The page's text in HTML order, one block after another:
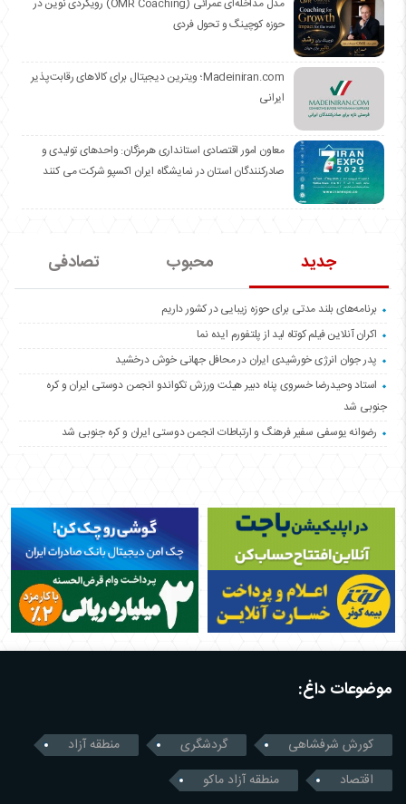
حوزه کوچینگ و تحول فردی
Madeiniran.com؛ ویترین دیجیتال برای کالاهای رقابت‌پذیر
ایرانی
معاون امور اقتصادی استانداری هرمزگان: واحدهای تولیدی و
صادرکنندگان استان در نمایشگاه ایران اکسپو شرکت می کنند
جدید محبوب تصادفی
برنامه‌های بلند مدتی برای حوزه زیبایی در کشور داریم
اکران آنلاین فیلم کوتاه لید از پلتفورم ایده نما
پدر جوان انرژی خورشیدی ایران در محافل جهانی خوش درخشید
استاد وحیدرضا خسروی پناه دبیر هیئت ورزش تکواندو انجمن دوستی ایران و کره
جنوبی شد
رضوانه یوسفی سفیر فرهنگ و ارتباطات انجمن دوستی ایران و کره جنوبی شد
موضوعات داغ:
کورش شرفشاهی گردشگری
منطقه آزاد
اقتصاد
منطقه آزاد ماکو